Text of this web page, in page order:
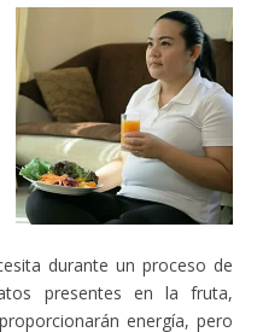
durante un proceso de
presentes en la fruta,
energía, pero